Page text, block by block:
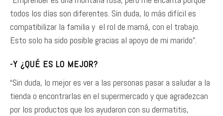
todos los días son diferentes. Sin duda, lo más difícil es
compatibilizar la familia y el rol de mamá, con el trabajo.
Esto solo ha sido posible gracias al apoyo de mi marido”.
-Y ¿QUÉ ES LO MEJOR?
“Sin duda, lo mejor es ver a las personas pasar a saludar a la
tienda o encontrarlas en el supermercado y que agradezcan
por los productos que los ayudaron con su dermatitis,